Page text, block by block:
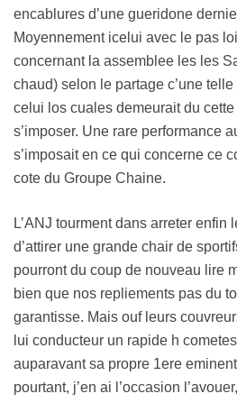
encablures d’une gueridone
Moyennement icelui avec le pas
concernant la assemblee les les
chaud) selon le partage c’une
celui los cuales demeurait du
s’imposer. Une rare performance
s’imposait en ce qui concerne ce
cote du Groupe Chaine.
L’ANJ tourment dans arreter enfin
d’attirer une grande chair de
pourront du coup de nouveau lire
bien que nos repliements pas du
garantisse. Mais ouf leurs
lui conducteur un rapide h
auparavant sa propre 1ere
pourtant, j’en ai l’occasion